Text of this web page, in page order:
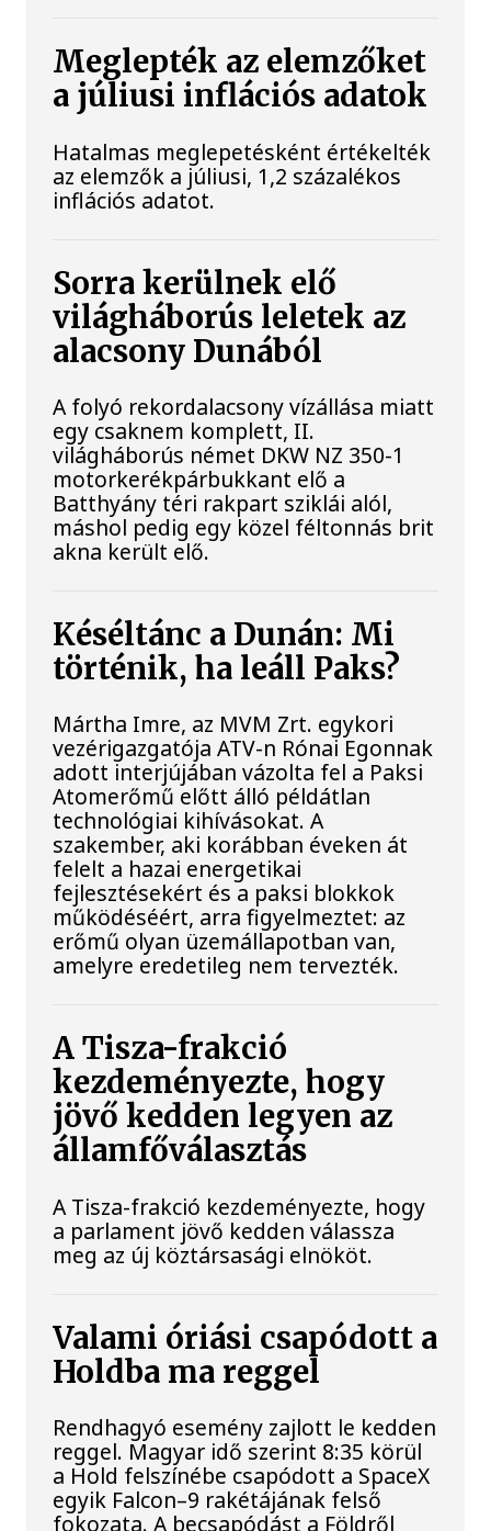
Meglepték az elemzőket
a júliusi inflációs adatok
Hatalmas meglepetésként értékelték
az elemzők a júliusi, 1,2 százalékos
inflációs adatot.
Sorra kerülnek elő
világháborús leletek az
alacsony Dunából
A folyó rekordalacsony vízállása miatt
egy csaknem komplett, II.
világháborús német DKW NZ 350-1
motorkerékpárbukkant elő a
Batthyány téri rakpart sziklái alól,
máshol pedig egy közel féltonnás brit
akna került elő.
Késéltánc a Dunán: Mi
történik, ha leáll Paks?
Mártha Imre, az MVM Zrt. egykori
vezérigazgatója ATV-n Rónai Egonnak
adott interjújában vázolta fel a Paksi
Atomerőmű előtt álló példátlan
technológiai kihívásokat. A
szakember, aki korábban éveken át
felelt a hazai energetikai
fejlesztésekért és a paksi blokkok
működéséért, arra figyelmeztet: az
erőmű olyan üzemállapotban van,
amelyre eredetileg nem tervezték.
A Tisza-frakció
kezdeményezte, hogy
jövő kedden legyen az
államfőválasztás
A Tisza-frakció kezdeményezte, hogy
a parlament jövő kedden válassza
meg az új köztársasági elnököt.
Valami óriási csapódott a
Holdba ma reggel
Rendhagyó esemény zajlott le kedden
reggel. Magyar idő szerint 8:35 körül
a Hold felszínébe csapódott a SpaceX
egyik Falcon–9 rakétájának felső
fokozata. A becsapódást a Földről